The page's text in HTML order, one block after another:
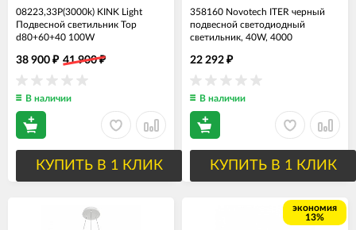
08223,33P(3000k) KINK Light
Подвесной светильник Тор
d80+60+40 100W
38 900 ₽ 41 900₽
В наличии
КУПИТЬ В 1 КЛИК
358160 Novotech ITER черный
подвесной светодиодный
светильник, 40W, 4000
22 292 ₽
В наличии
КУПИТЬ В 1 КЛИК
экономия
13%